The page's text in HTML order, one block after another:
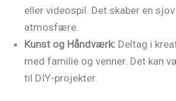
eller videospil. Det skaber en
atmosfære.
Kunst og Håndværk: Deltag i
med familie og venner. Det kan
til DIY-projekter.